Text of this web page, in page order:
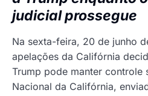
judicial prossegue
Na sexta-feira, 20 de junho
apelações da Califórnia
Trump pode manter controle
Nacional da Califórnia,